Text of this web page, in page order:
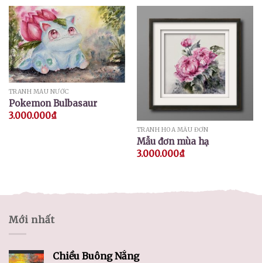
TRANH MÀU NƯỚC
Pokemon Bulbasaur
3.000.000₫
TRANH HOA MẪU ĐƠN
Mẫu đơn mùa hạ
3.000.000₫
Mới nhất
Chiều Buông Nắng